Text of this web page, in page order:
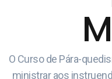
O Curso de Pára-
ministrar aos